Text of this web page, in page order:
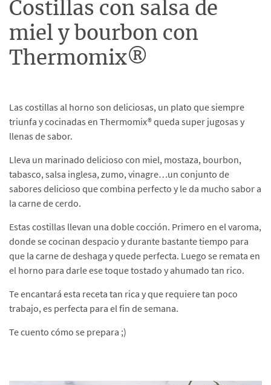
Costillas con salsa de
miel y bourbon con
Thermomix®
Las costillas al horno son deliciosas, un plato que siempre
triunfa y cocinadas en Thermomix® queda super jugosas y
llenas de sabor.
Lleva un marinado delicioso con miel, mostaza, bourbon,
tabasco, salsa inglesa, zumo, vinagre…un conjunto de
sabores delicioso que combina perfecto y le da mucho sabor a
la carne de cerdo.
Estas costillas llevan una doble cocción. Primero en el varoma,
donde se cocinan despacio y durante bastante tiempo para
que la carne de deshaga y quede perfecta. Luego se remata en
el horno para darle ese toque tostado y ahumado tan rico.
Te encantará esta receta tan rica y que requiere tan poco
trabajo, es perfecta para el fin de semana.
Te cuento cómo se prepara ;)